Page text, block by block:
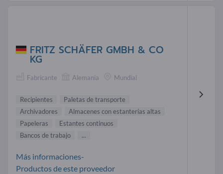
FRITZ SCHÄFER GMBH & CO
KG
Fabricante Alemania Mundial
Recipientes
Paletas de transporte
Archivadores
Almacenes con estanterías altas
Papeleras
Estantes continuos
Bancos de trabajo
...
Más informaciones-
Productos de este proveedor